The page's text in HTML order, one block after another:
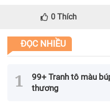
0 Thích
ĐỌC NHIỀU
99+ Tranh tô màu
thương